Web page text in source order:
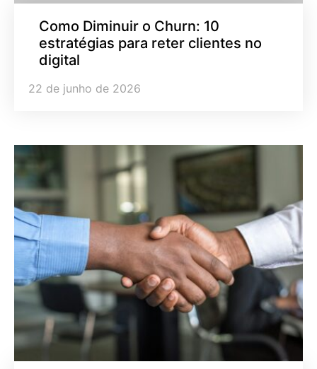
Como Diminuir o Churn: 10
estratégias para reter clientes no
digital
22 de junho de 2026